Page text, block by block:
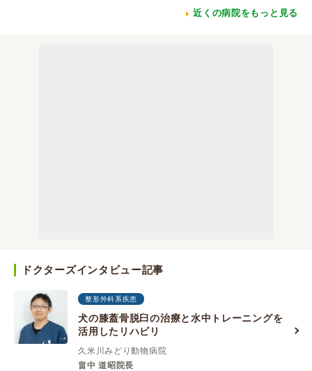
近くの病院をもっと見る
ドクターズインタビュー記事
整形外科系疾患
犬の膝蓋骨脱臼の治療と水中トレーニングを
活用したリハビリ
久米川みどり動物病院
畠中 道昭院長